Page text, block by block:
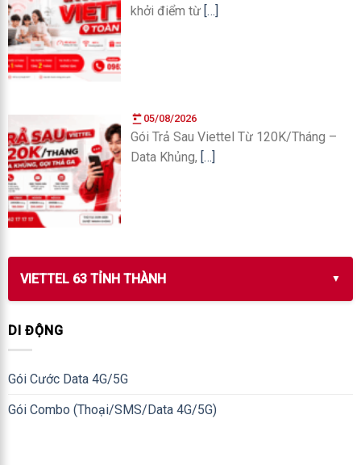
khởi điểm từ […]
05/08/2026
Gói Trả Sau Viettel Từ 120K/Tháng –
Data Khủng, […]
VIETTEL 63 TỈNH THÀNH
DI ĐỘNG
Gói Cước Data 4G/5G
Gói Combo (Thoại/SMS/Data 4G/5G)